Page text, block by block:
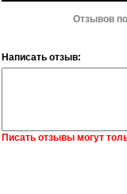
Отзывов
Написать отзыв:
Писать отзывы могут